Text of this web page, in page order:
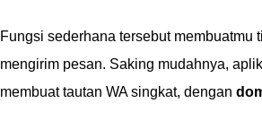
Fungsi sederhana tersebut
mengirim pesan. Saking mudahnya,
membuat tautan WA singkat, dengan